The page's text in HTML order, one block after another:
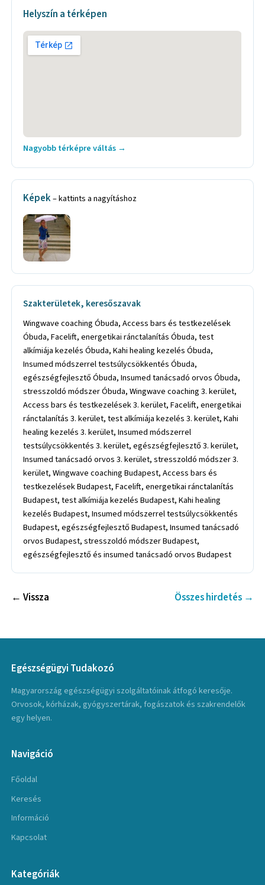
Helyszín a térképen
Nagyobb térképre váltás →
Képek– kattints a nagyításhoz
Szakterületek, keresőszavak
Wingwave coaching Óbuda, Access bars és testkezelések
Óbuda, Facelift, energetikai ránctalanítás Óbuda, test
alkímiája kezelés Óbuda, Kahi healing kezelés Óbuda,
Insumed módszerrel testsúlycsökkentés Óbuda,
egészségfejlesztő Óbuda, Insumed tanácsadó orvos Óbuda,
stresszoldó módszer Óbuda, Wingwave coaching 3. kerület,
Access bars és testkezelések 3. kerület, Facelift, energetikai
ránctalanítás 3. kerület, test alkímiája kezelés 3. kerület, Kahi
healing kezelés 3. kerület, Insumed módszerrel
testsúlycsökkentés 3. kerület, egészségfejlesztő 3. kerület,
Insumed tanácsadó orvos 3. kerület, stresszoldó módszer 3.
kerület, Wingwave coaching Budapest, Access bars és
testkezelések Budapest, Facelift, energetikai ránctalanítás
Budapest, test alkímiája kezelés Budapest, Kahi healing
kezelés Budapest, Insumed módszerrel testsúlycsökkentés
Budapest, egészségfejlesztő Budapest, Insumed tanácsadó
orvos Budapest, stresszoldó módszer Budapest,
egészségfejlesztő és insumed tanácsadó orvos Budapest
← Vissza Összes hirdetés →
Egészségügyi Tudakozó
Magyarország egészségügyi szolgáltatóinak átfogó keresője.
Orvosok, kórházak, gyógyszertárak, fogászatok és szakrendelők
egy helyen.
Navigáció
Főoldal
Keresés
Információ
Kapcsolat
Kategóriák